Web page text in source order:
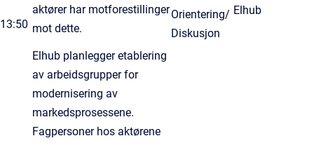
13:50
aktører har motforestillinger
mot dette.
Elhub planlegger etablering
av arbeidsgrupper for
modernisering av
markedsprosessene.
Fagpersoner hos aktørene
Orientering/
Diskusjon
Elhub